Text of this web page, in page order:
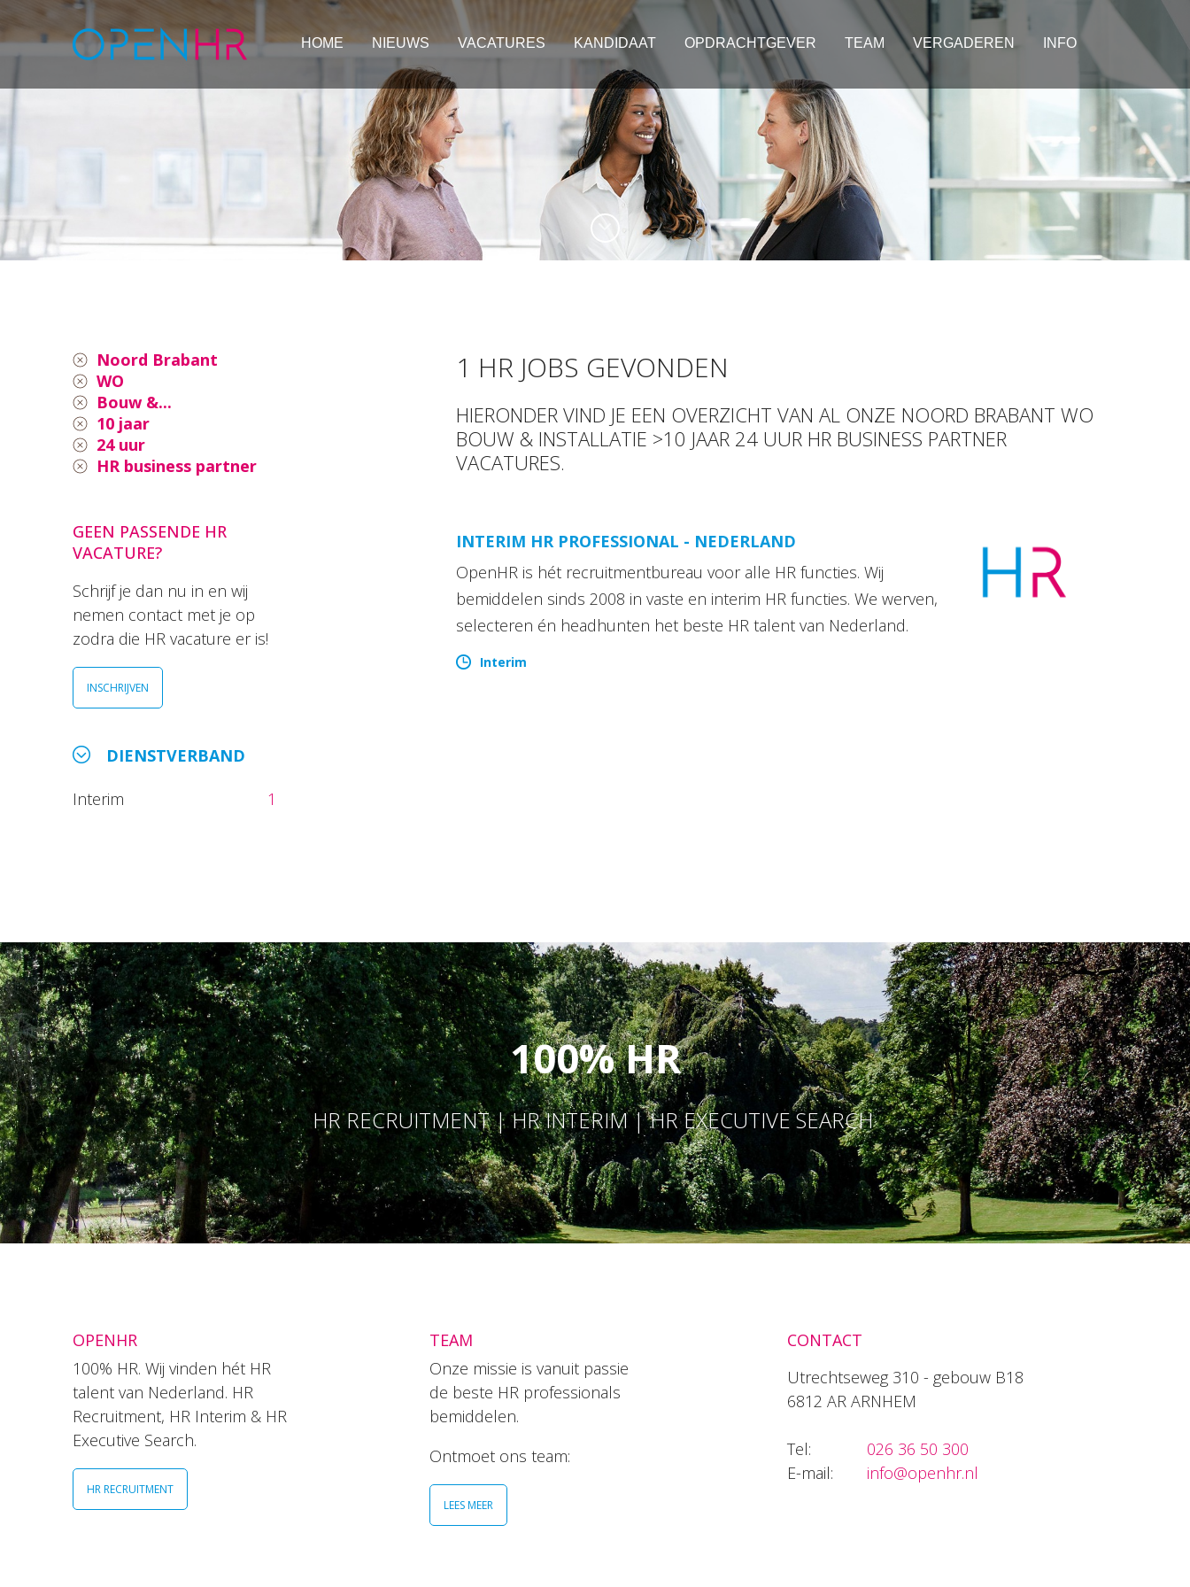
HOME NIEUWS VACATURES KANDIDAAT OPDRACHTGEVER TEAM VERGADEREN INFO
Noord Brabant
WO
Bouw &...
10 jaar
24 uur
HR business partner
GEEN PASSENDE HR
VACATURE?
Schrijf je dan nu in en wij
nemen contact met je op
zodra die HR vacature er is!
INSCHRIJVEN
DIENSTVERBAND
Interim 1
1 HR JOBS GEVONDEN
HIERONDER VIND JE EEN OVERZICHT VAN AL ONZE NOORD BRABANT WO
BOUW & INSTALLATIE >10 JAAR 24 UUR HR BUSINESS PARTNER
VACATURES.
INTERIM HR PROFESSIONAL - NEDERLAND
OpenHR is hét recruitmentbureau voor alle HR functies. Wij
bemiddelen sinds 2008 in vaste en interim HR functies. We werven,
selecteren én headhunten het beste HR talent van Nederland.
Interim
100% HR
HR RECRUITMENT | HR INTERIM | HR EXECUTIVE SEARCH
OPENHR
100% HR. Wij vinden hét HR
talent van Nederland. HR
Recruitment, HR Interim & HR
Executive Search.
HR RECRUITMENT
TEAM
Onze missie is vanuit passie
de beste HR professionals
bemiddelen.
Ontmoet ons team:
LEES MEER
CONTACT
Utrechtseweg 310 - gebouw B18
6812 AR ARNHEM
Tel:
026 36 50 300
E-mail:
info@openhr.nl